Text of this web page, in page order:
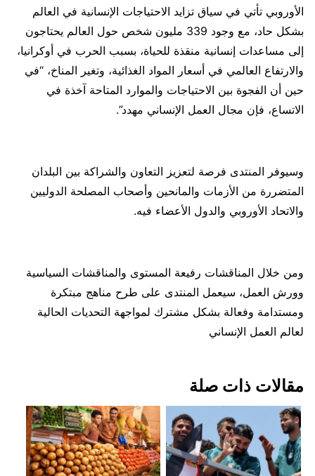
الأوروبي تأتي في سياق تزايد الاحتياجات الإنسانية في العالم
بشكل حاد، مع وجود 339 مليون شخص حول العالم يحتاجون
إلى مساعدات إنسانية منقذة للحياة، بسبب الحرب في أوكرانيا،
والارتفاع العالمي في أسعار المواد الغذائية، وتغير المناخ، “في
حين أن الفجوة بين الاحتياجات والموارد المتاحة آخذة في
الاتساع، فإن مجال العمل الإنساني مهدد”.
وسيوفر المنتدى فرصة لتعزيز التعاون والشراكة بين البلدان
المتضررة من الأزمات والمانحين وأصحاب المصلحة الدوليين
والاتحاد الأوروبي والدول الأعضاء فيه.
ومن خلال المناقشات رفيعة المستوى والمناقشات السياسية
وورش العمل، سيعمل المنتدى على طرح مناهج مبتكرة
ومستدامة وفعالة بشكل مشترك لمواجهة التحديات الحالية
لعالم العمل الإنساني
مقالات ذات صلة